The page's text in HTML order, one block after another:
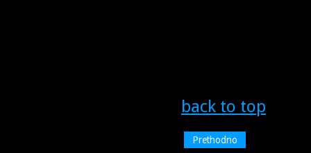
back to top
Prethodno